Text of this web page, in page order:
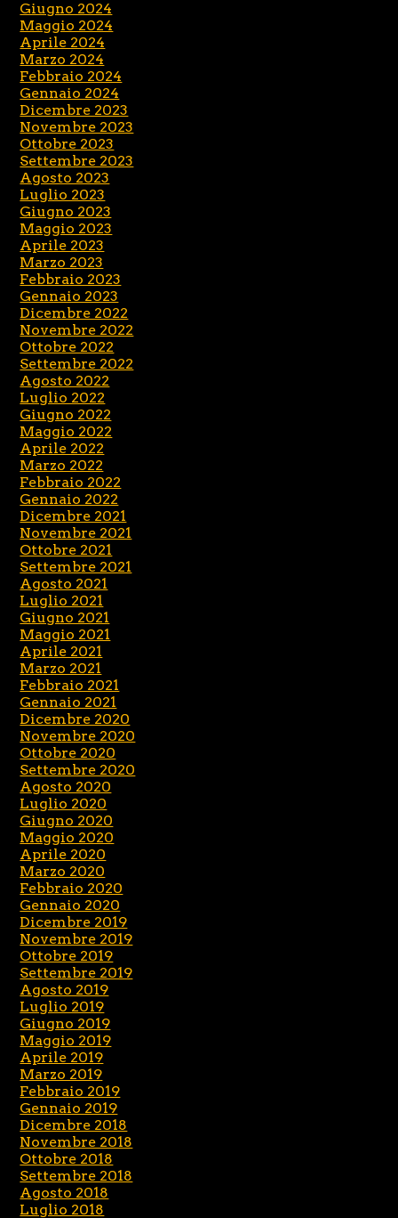
Giugno 2024
Maggio 2024
Aprile 2024
Marzo 2024
Febbraio 2024
Gennaio 2024
Dicembre 2023
Novembre 2023
Ottobre 2023
Settembre 2023
Agosto 2023
Luglio 2023
Giugno 2023
Maggio 2023
Aprile 2023
Marzo 2023
Febbraio 2023
Gennaio 2023
Dicembre 2022
Novembre 2022
Ottobre 2022
Settembre 2022
Agosto 2022
Luglio 2022
Giugno 2022
Maggio 2022
Aprile 2022
Marzo 2022
Febbraio 2022
Gennaio 2022
Dicembre 2021
Novembre 2021
Ottobre 2021
Settembre 2021
Agosto 2021
Luglio 2021
Giugno 2021
Maggio 2021
Aprile 2021
Marzo 2021
Febbraio 2021
Gennaio 2021
Dicembre 2020
Novembre 2020
Ottobre 2020
Settembre 2020
Agosto 2020
Luglio 2020
Giugno 2020
Maggio 2020
Aprile 2020
Marzo 2020
Febbraio 2020
Gennaio 2020
Dicembre 2019
Novembre 2019
Ottobre 2019
Settembre 2019
Agosto 2019
Luglio 2019
Giugno 2019
Maggio 2019
Aprile 2019
Marzo 2019
Febbraio 2019
Gennaio 2019
Dicembre 2018
Novembre 2018
Ottobre 2018
Settembre 2018
Agosto 2018
Luglio 2018